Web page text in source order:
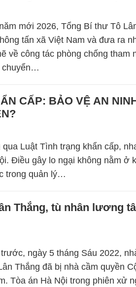
mới 2026, Tổng Bí thư Tô
tấn xã Việt Nam và đưa ra
về công tác phòng chống tham
chuyển…
CẤP: BẢO VỆ AN
Luật Tình trạng khẩn cấp,
Điều gây lo ngại không nằm ở
trong quản lý…
Thắng, tù nhân lương
ngày 5 tháng Sáu 2022,
Thắng đã bị nhà cầm quyền
Tòa án Hà Nội trong phiên xử